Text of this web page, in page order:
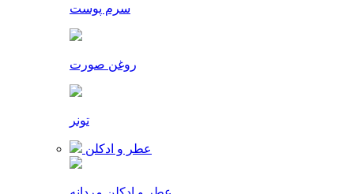
سرم پوست
روغن صورت
تونر
عطر و ادکلن